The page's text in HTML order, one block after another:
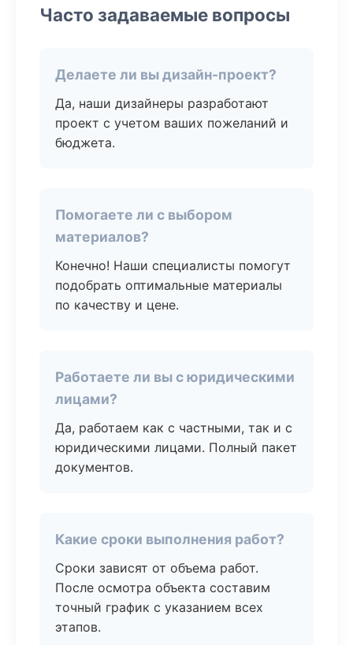
Часто задаваемые вопросы
Делаете ли вы дизайн-проект?
Да, наши дизайнеры разработают
проект с учетом ваших пожеланий и
бюджета.
Помогаете ли с выбором
материалов?
Конечно! Наши специалисты помогут
подобрать оптимальные материалы
по качеству и цене.
Работаете ли вы с юридическими
лицами?
Да, работаем как с частными, так и с
юридическими лицами. Полный пакет
документов.
Какие сроки выполнения работ?
Сроки зависят от объема работ.
После осмотра объекта составим
точный график с указанием всех
этапов.